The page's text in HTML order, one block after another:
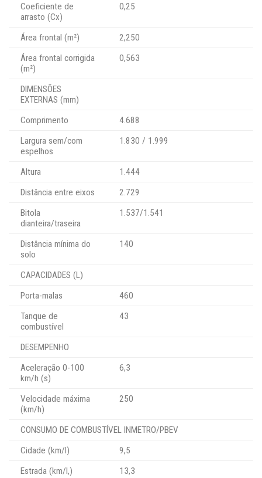
Coeficiente de
arrasto (Cx)
0,25
Área frontal (m²)
2,250
Área frontal corrigida
(m²)
0,563
DIMENSÕES
EXTERNAS (mm)
Comprimento
4.688
Largura sem/com
espelhos
1.830 / 1.999
Altura
1.444
Distância entre eixos
2.729
Bitola
dianteira/traseira
1.537/1.541
Distância mínima do
solo
140
CAPACIDADES (L)
Porta-malas
460
Tanque de
combustível
43
DESEMPENHO
Aceleração 0-100
km/h (s)
6,3
Velocidade máxima
(km/h)
250
CONSUMO DE COMBUSTÍVEL INMETRO/PBEV
Cidade (km/l)
9,5
Estrada (km/l,)
13,3